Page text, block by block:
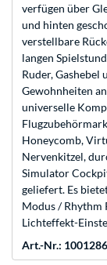
verfügen über
und hinten
verstellbare
langen
Ruder,
Gewohnheiten
universelle
Honeycomb,
Nervenkitzel,
Simulator
geliefert. Es
Modus / Rhythm
Lichteffekt-
Art.-Nr.: